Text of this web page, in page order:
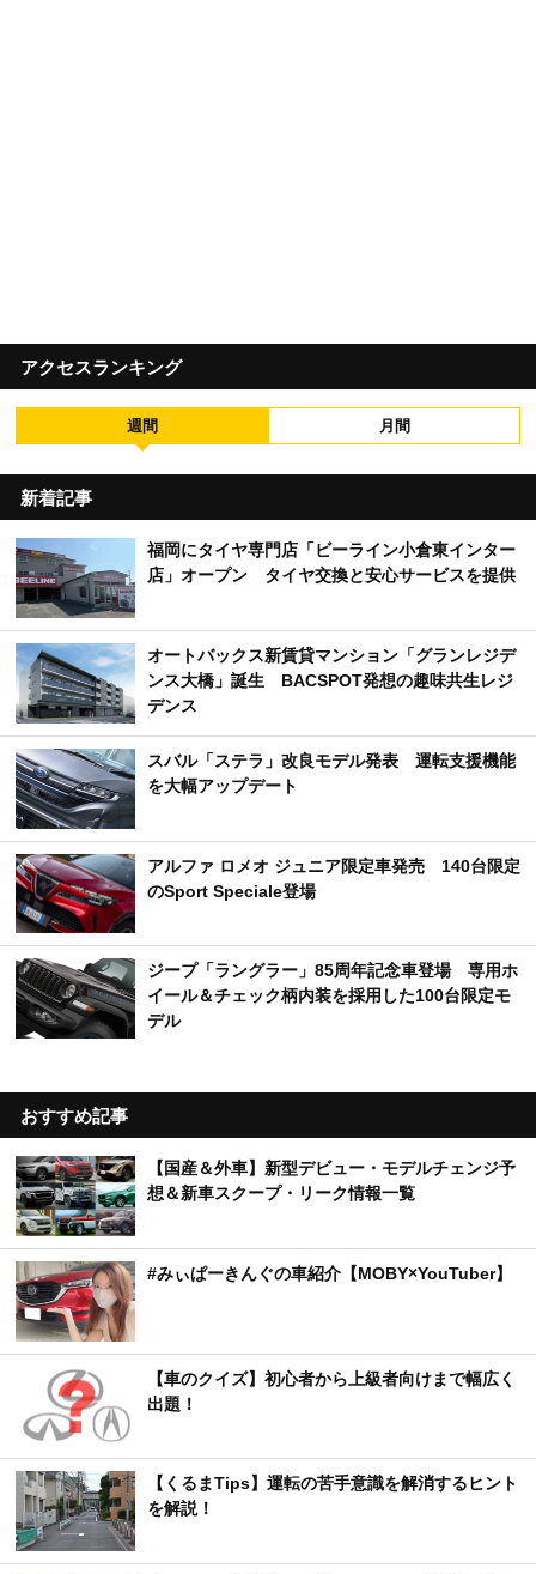
アクセスランキング
週間 月間
新着記事
福岡にタイヤ専門店「ビーライン小倉東インター
店」オープン タイヤ交換と安心サービスを提供
オートバックス新賃貸マンション「グランレジデ
ンス大橋」誕生 BACSPOT発想の趣味共生レジ
デンス
スバル「ステラ」改良モデル発表 運転支援機能
を大幅アップデート
アルファ ロメオ ジュニア限定車発売 140台限定
のSport Speciale登場
ジープ「ラングラー」85周年記念車登場 専用ホ
イール＆チェック柄内装を採用した100台限定モ
デル
おすすめ記事
【国産＆外車】新型デビュー・モデルチェンジ予
想＆新車スクープ・リーク情報一覧
#みぃぱーきんぐの車紹介【MOBY×YouTuber】
【車のクイズ】初心者から上級者向けまで幅広く
出題！
【くるまTips】運転の苦手意識を解消するヒント
を解説！